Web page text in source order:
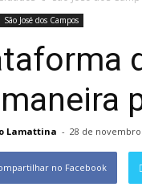
São José dos Campos
Lamattina - 28 de novembro
no Facebook